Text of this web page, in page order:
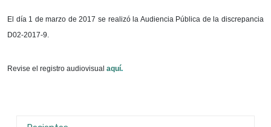
El día 1 de marzo de 2017 se realizó la Audiencia Pública de la discrepancia
D02-2017-9.
Revise el registro audiovisual aquí.